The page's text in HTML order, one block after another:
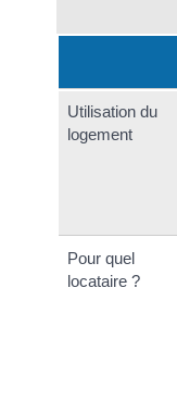
Utilisation du
logement
Pour quel
locataire ?